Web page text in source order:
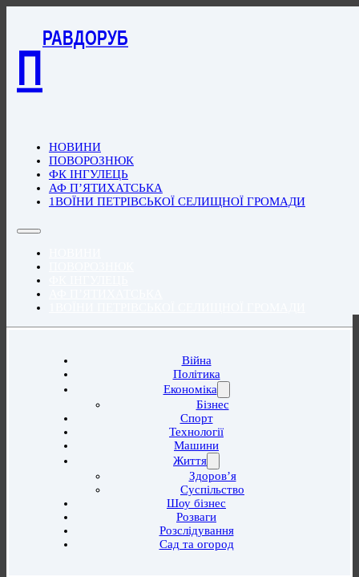
П
РАВДОРУБ
НОВИНИ
ПОВОРОЗНЮК
ФК ІНГУЛЕЦЬ
АФ П’ЯТИХАТСЬКА
1ВОЇНИ ПЕТРІВСЬКОЇ СЕЛИЩНОЇ ГРОМАДИ
Війна
Політика
Економіка
Бізнес
Спорт
Технології
Машини
Життя
Здоров’я
Суспільство
Шоу бізнес
Розваги
Розслідування
Сад та огород